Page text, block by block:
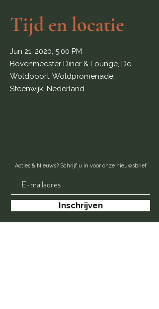
Tijd en locatie
Jun 21, 2020, 5:00 PM
Bovenmeester Diner & Lounge, De
Woldpoort, Woldpromenade,
Steenwijk, Nederland
Acties & Nieuws? Schrijf u in voor onze nieuwsbrief
Inschrijven